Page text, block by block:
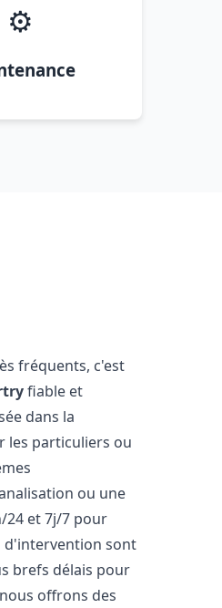
⚙️
fréquents, c'est
fiable et
dans la
les particuliers ou
ou une
24 et 7j/7 pour
d'intervention sont
brefs délais pour
offrons des